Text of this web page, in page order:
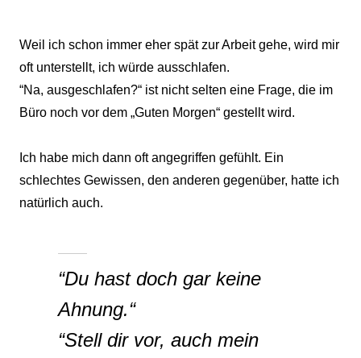
Weil ich schon immer eher spät zur Arbeit gehe, wird mir
oft unterstellt, ich würde ausschlafen.
“Na, ausgeschlafen?“ ist nicht selten eine Frage, die im
Büro noch vor dem „Guten Morgen“ gestellt wird.
Ich habe mich dann oft angegriffen gefühlt. Ein
schlechtes Gewissen, den anderen gegenüber, hatte ich
natürlich auch.
“Du hast doch gar keine
Ahnung.“
“Stell dir vor, auch mein